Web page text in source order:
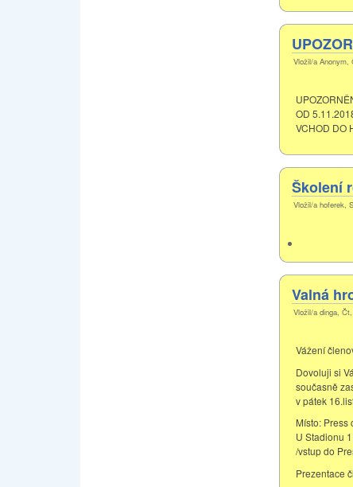
Vložil/a Anonym,
OD
VCHOD DO
Školení
Vložil/a hoferek,
Valná
Vložil/a dinga,
Vážení
Dovoluji si
současně
v pátek
Místo: Press
U Stadionu
/vstup do
Prezentace